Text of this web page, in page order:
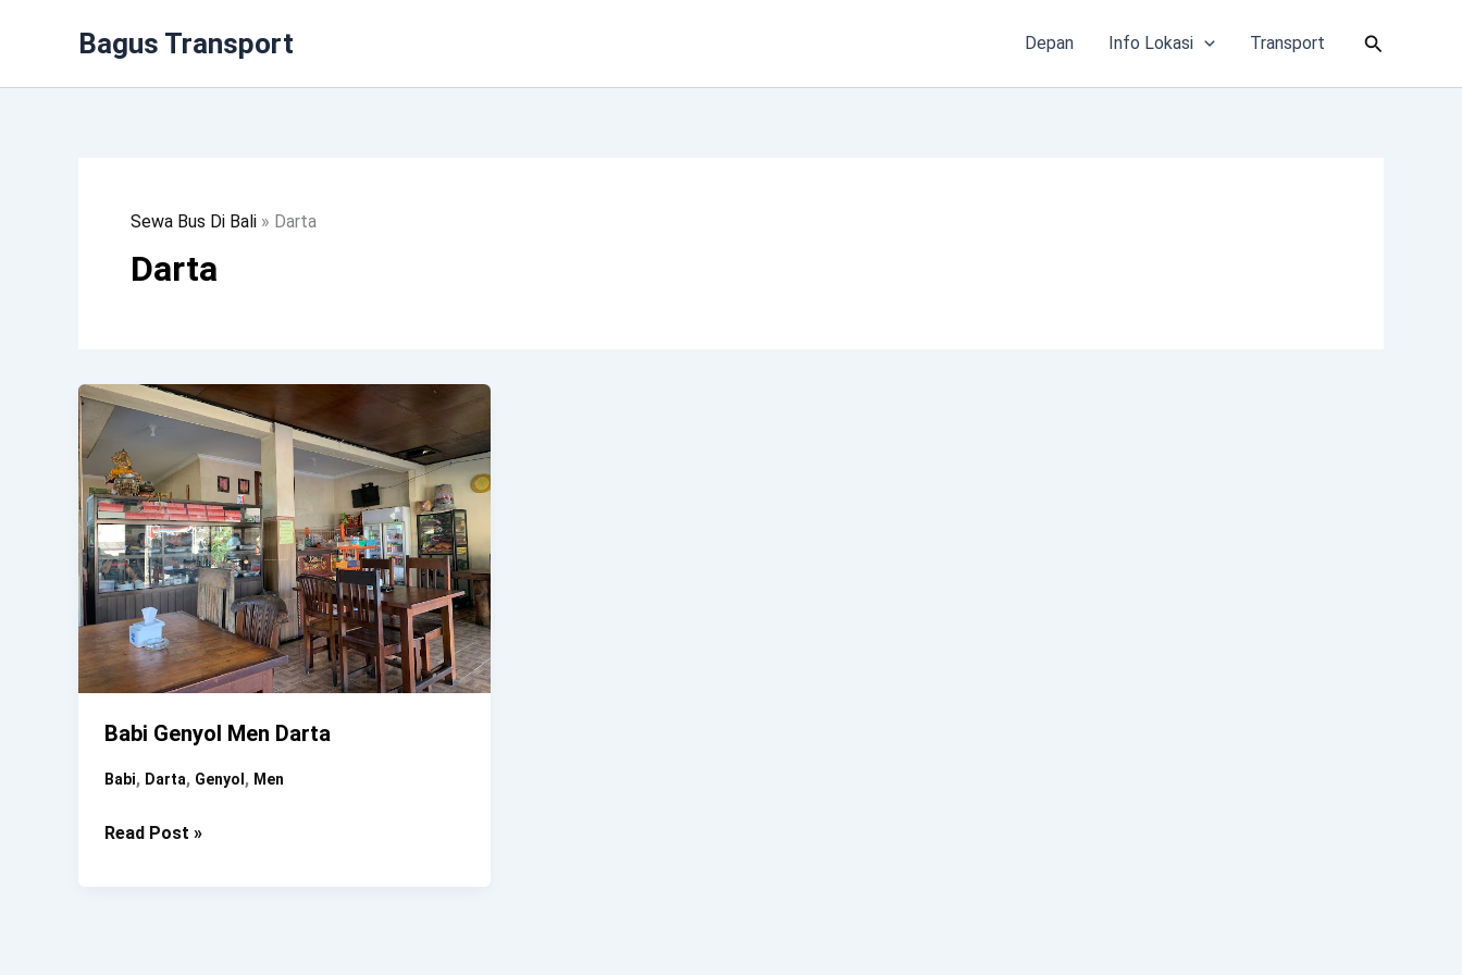
Bagus Transport Depan Info Lokasi Transport Cari
Sewa Bus Di Bali » Darta
Darta
Babi Genyol Men Darta
Babi, Darta, Genyol, Men
Babi
Read Post »